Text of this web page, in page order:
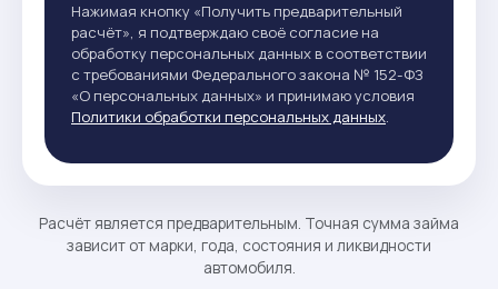
Нажимая кнопку «Получить предварительный
расчёт», я подтверждаю своё согласие на
обработку персональных данных в соответствии
с требованиями Федерального закона № 152-ФЗ
«О персональных данных» и принимаю условия
Политики обработки персональных данных.
Расчёт является предварительным. Точная сумма займа
зависит от марки, года, состояния и ликвидности
автомобиля.